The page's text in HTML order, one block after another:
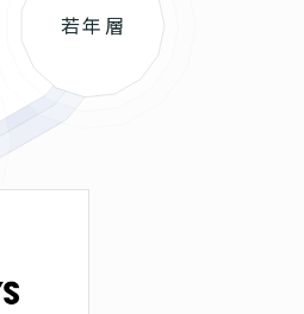
若年層